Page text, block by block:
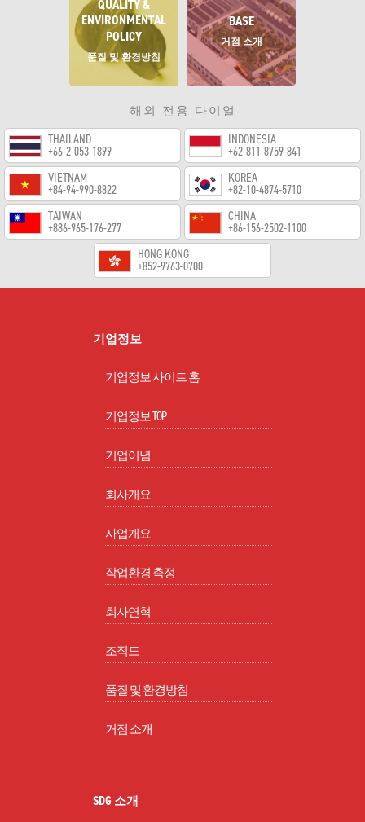
QUALITY &
ENVIRONMENTAL
POLICY
품질 및 환경방침
BASE
거점 소개
해외 전용 다이얼
THAILAND
+66-2-053-1899
INDONESIA
+62-811-8759-841
VIETNAM
+84-94-990-8822
KOREA
+82-10-4874-5710
TAIWAN
+886-965-176-277
CHINA
+86-156-2502-1100
HONG KONG
+852-9763-0700
기업정보
기업정보 사이트 홈
기업정보 TOP
기업이념
회사개요
사업개요
작업환경 측정
회사연혁
조직도
품질 및 환경방침
거점 소개
SDG 소개